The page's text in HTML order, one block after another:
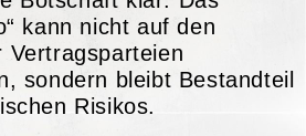
kann nicht auf den
Vertragsparteien
sondern bleibt Bestandteil
Risikos.